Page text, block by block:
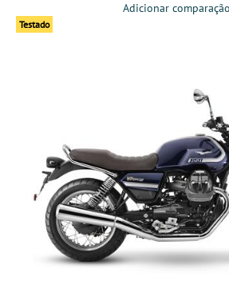
Adicionar comparação
Testado